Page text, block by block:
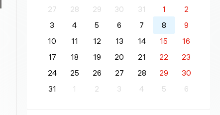
27
28 29 30 31 1
2
3
4 5 6 7 8
9
10
11 12 13 14 15
16
17
18 19 20 21 22
23
24
25 26 27 28 29
30
31
1 2 3 4 5 6